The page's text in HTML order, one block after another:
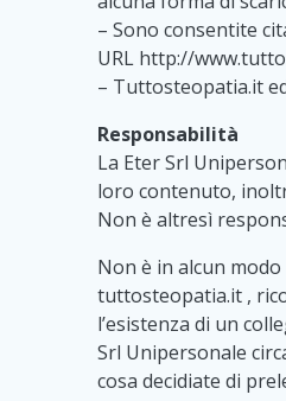
– Sono consentite
URL http://
– Tuttosteopatia.it
Responsabilità
La Eter Srl
loro contenuto,
Non è altresì
Non è in alcun
tuttosteopatia.it ,
l’esistenza di un
Srl Unipersonale
cosa decidiate di